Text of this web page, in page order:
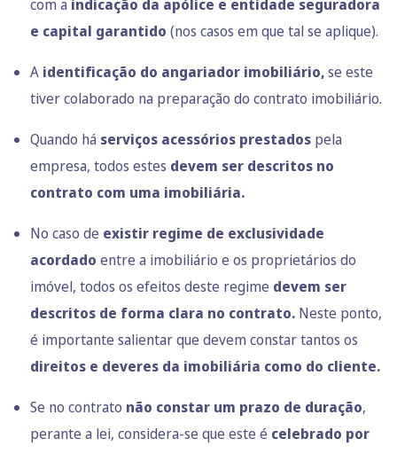
com a indicação da apólice e entidade seguradora
e capital garantido (nos casos em que tal se aplique).
A identificação do angariador imobiliário,se este
tiver colaborado na preparação do contrato imobiliário.
Quando há serviços acessórios prestados pela
empresa, todos estes devem ser descritos no
contrato com uma imobiliária.
No caso de existir regime de exclusividade
acordado entre a imobiliário e os proprietários do
imóvel, todos os efeitos deste regime devem ser
descritos de forma clara no contrato. Neste ponto,
é importante salientar que devem constar tantos os
direitos e deveres da imobiliária como do cliente.
Se no contrato não constar um prazo de duração,
perante a lei, considera-se que este é celebrado por